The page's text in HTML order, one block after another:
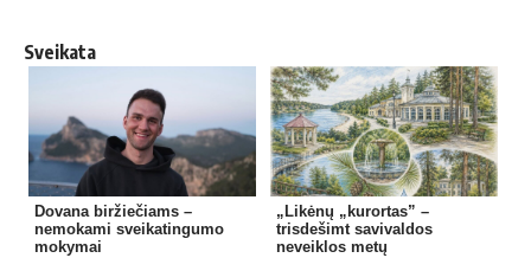
Sveikata
Dovana biržiečiams –
nemokami sveikatingumo
mokymai
„Likėnų „kurortas” –
trisdešimt savivaldos
neveiklos metų